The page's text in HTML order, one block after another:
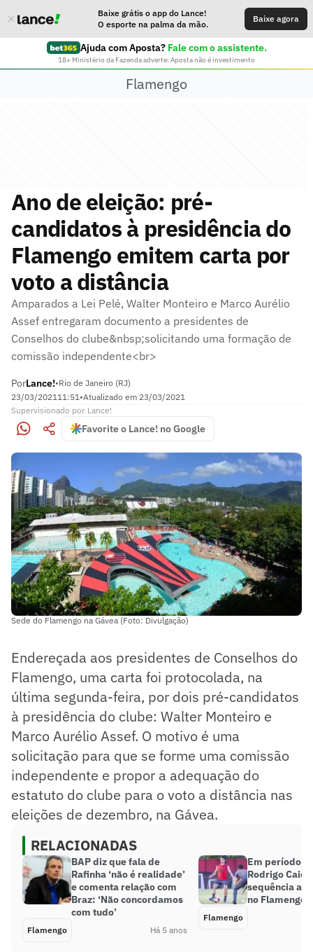
Baixe grátis o app do Lance!
O esporte na palma da mão.
Baixe agora
Ajuda com Aposta? Fale com o assistente.
18+ Ministério da Fazenda adverte: Aposta não é investimento
Flamengo
Ano de eleição: pré-
candidatos à presidência do
Flamengo emitem carta por
voto a distância
Amparados a Lei Pelé, Walter Monteiro e Marco Aurélio
Assef entregaram documento a presidentes de
Conselhos do clube&nbsp;solicitando uma formação de
comissão independente<br>
PorLance!•Rio de Janeiro (RJ)
23/03/202111:51•Atualizado em 23/03/2021
Supervisionado por Lance!
Favorite o Lance! no Google
Sede do Flamengo na Gávea (Foto: Divulgação)
Endereçada aos presidentes de Conselhos do
Flamengo, uma carta foi protocolada, na
última segunda-feira, por dois pré-candidatos
à presidência do clube: Walter Monteiro e
Marco Aurélio Assef. O motivo é uma
solicitação para que se forme uma comissão
independente e propor a adequação do
estatuto do clube para o voto a distância nas
eleições de dezembro, na Gávea.
RELACIONADAS
BAP diz que fala de
Rafinha ‘não é realidade’
e comenta relação com
Braz: ‘Não concordamos
com tudo’
Flamengo Há 5 anos
Em período
Rodrigo Caio
sequência a
no Flamengo
Flamengo